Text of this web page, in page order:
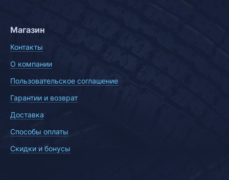
Магазин
Контакты
О компании
Пользовательское соглашение
Гарантии и возврат
Доставка
Способы оплаты
Скидки и бонусы